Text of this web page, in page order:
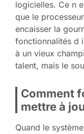
logicielles. Ce n
que le
encaisser la
fonctionnalités d
à un vieux
talent, mais le
Comment
mettre à
Quand le